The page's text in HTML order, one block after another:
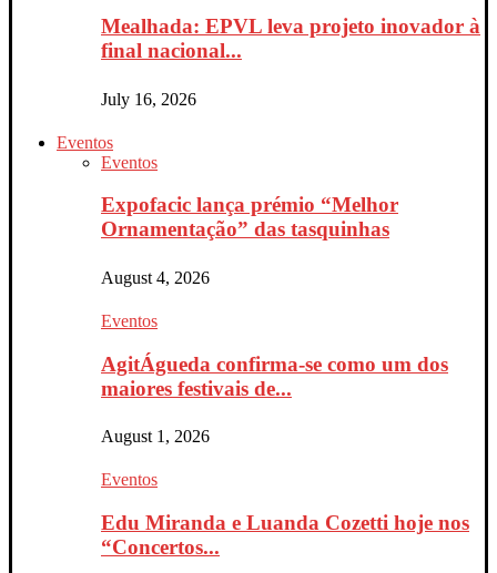
Mealhada: EPVL leva projeto inovador à
final nacional...
July 16, 2026
Eventos
Eventos
Expofacic lança prémio “Melhor
Ornamentação” das tasquinhas
August 4, 2026
Eventos
AgitÁgueda confirma-se como um dos
maiores festivais de...
August 1, 2026
Eventos
Edu Miranda e Luanda Cozetti hoje nos
“Concertos...